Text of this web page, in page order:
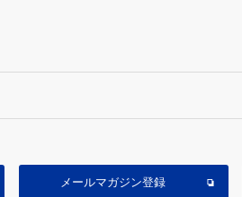
メールマガジン登録